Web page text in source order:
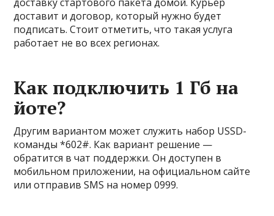
доставит и договор, который нужно будет
подписать. Стоит отметить, что такая услуга
работает не во всех регионах.
Как подключить 1 Гб на
йоте?
Другим вариантом может служить набор USSD-
команды *602#. Как вариант решение —
обратится в чат поддержки. Он доступен в
мобильном приложении, на официальном сайте
или отправив SMS на номер 0999.